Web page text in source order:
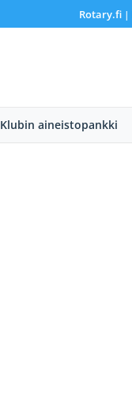
Rotary.fi|
Klubin aineistopankki